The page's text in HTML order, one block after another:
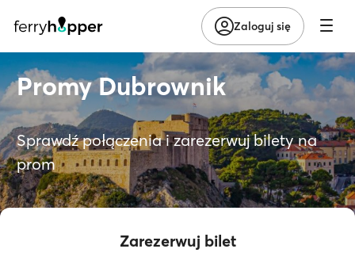
Zaloguj się
Promy Dubrownik
Sprawdź połączenia i zarezerwuj bilety na
prom
Zarezerwuj bilet